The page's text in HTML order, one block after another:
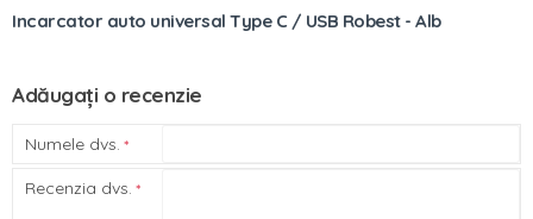
Incarcator auto universal Type C / USB Robest - Alb
Adăugați o recenzie
Numele dvs.
Recenzia dvs.